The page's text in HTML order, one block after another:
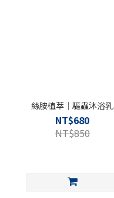
絲胺植萃｜驅蟲沐浴乳
NT$680
NT$850